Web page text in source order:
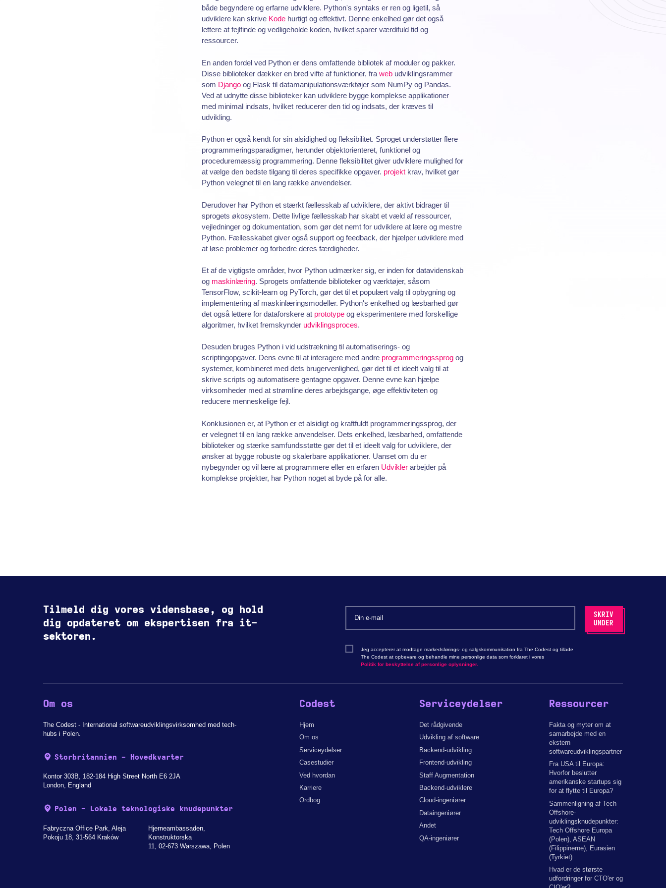
både begyndere og erfarne udviklere. Python's syntaks er ren og ligetil, så
udviklere kan skrive Kodehurtigt og effektivt. Denne enkelhed gør det også
lettere at fejlfinde og vedligeholde koden, hvilket sparer værdifuld tid og
ressourcer.
En anden fordel ved Python er dens omfattende bibliotek af moduler og pakker.
Disse biblioteker dækker en bred vifte af funktioner, fra webudviklingsrammer
som Djangoog Flask til datamanipulationsværktøjer som NumPy og Pandas.
Ved at udnytte disse biblioteker kan udviklere bygge komplekse applikationer
med minimal indsats, hvilket reducerer den tid og indsats, der kræves til
udvikling.
Python er også kendt for sin alsidighed og fleksibilitet. Sproget understøtter flere
programmeringsparadigmer, herunder objektorienteret, funktionel og
proceduremæssig programmering. Denne fleksibilitet giver udviklere mulighed for
at vælge den bedste tilgang til deres specifikke opgaver. projektkrav, hvilket gør
Python velegnet til en lang række anvendelser.
Derudover har Python et stærkt fællesskab af udviklere, der aktivt bidrager til
sprogets økosystem. Dette livlige fællesskab har skabt et væld af ressourcer,
vejledninger og dokumentation, som gør det nemt for udviklere at lære og mestre
Python. Fællesskabet giver også support og feedback, der hjælper udviklere med
at løse problemer og forbedre deres færdigheder.
Et af de vigtigste områder, hvor Python udmærker sig, er inden for datavidenskab
og maskinlæring. Sprogets omfattende biblioteker og værktøjer, såsom
TensorFlow, scikit-learn og PyTorch, gør det til et populært valg til opbygning og
implementering af maskinlæringsmodeller. Python's enkelhed og læsbarhed gør
det også lettere for dataforskere at prototypeog eksperimentere med forskellige
algoritmer, hvilket fremskynder udviklingsproces.
Desuden bruges Python i vid udstrækning til automatiserings- og
scriptingopgaver. Dens evne til at interagere med andre programmeringssprogog
systemer, kombineret med dets brugervenlighed, gør det til et ideelt valg til at
skrive scripts og automatisere gentagne opgaver. Denne evne kan hjælpe
virksomheder med at strømline deres arbejdsgange, øge effektiviteten og
reducere menneskelige fejl.
Konklusionen er, at Python er et alsidigt og kraftfuldt programmeringssprog, der
er velegnet til en lang række anvendelser. Dets enkelhed, læsbarhed, omfattende
biblioteker og stærke samfundsstøtte gør det til et ideelt valg for udviklere, der
ønsker at bygge robuste og skalerbare applikationer. Uanset om du er
nybegynder og vil lære at programmere eller en erfaren Udviklerarbejder på
komplekse projekter, har Python noget at byde på for alle.
Tilmeld dig vores vidensbase, og hold
dig opdateret om ekspertisen fra it-
sektoren.
Jeg accepterer at modtage markedsførings- og salgskommunikation fra The Codest og tillade
The Codest at opbevare og behandle mine personlige data som forklaret i vores
Politik for beskyttelse af personlige oplysninger.
Om os
The Codest - International softwareudviklingsvirksomhed med tech-
hubs i Polen.
Storbritannien - Hovedkvarter
Kontor 303B, 182-184 High Street North E6 2JA
London, England
Polen - Lokale teknologiske knudepunkter
Fabryczna Office Park, Aleja
Pokoju 18, 31-564 Kraków
Hjerneambassaden,
Konstruktorska
11, 02-673 Warszawa, Polen
Codest
Hjem
Om os
Serviceydelser
Casestudier
Ved hvordan
Karriere
Ordbog
Serviceydelser
Det rådgivende
Udvikling af software
Backend-udvikling
Frontend-udvikling
Staff Augmentation
Backend-udviklere
Cloud-ingeniører
Dataingeniører
Andet
QA-ingeniører
Ressourcer
Fakta og myter om at
samarbejde med en
ekstern
softwareudviklingspartner
Fra USA til Europa:
Hvorfor beslutter
amerikanske startups sig
for at flytte til Europa?
Sammenligning af Tech
Offshore-
udviklingsknudepunkter:
Tech Offshore Europa
(Polen), ASEAN
(Filippinerne), Eurasien
(Tyrkiet)
Hvad er de største
udfordringer for CTO'er og